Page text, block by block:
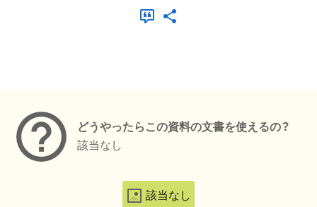
どうやったらこの資料の文書を使えるの？
該当なし
該当なし